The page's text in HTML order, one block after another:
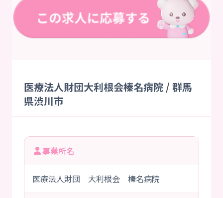
医療法人財団大利根会榛名病院 / 群馬
県渋川市
事業所名
医療法人財団 大利根会 榛名病院